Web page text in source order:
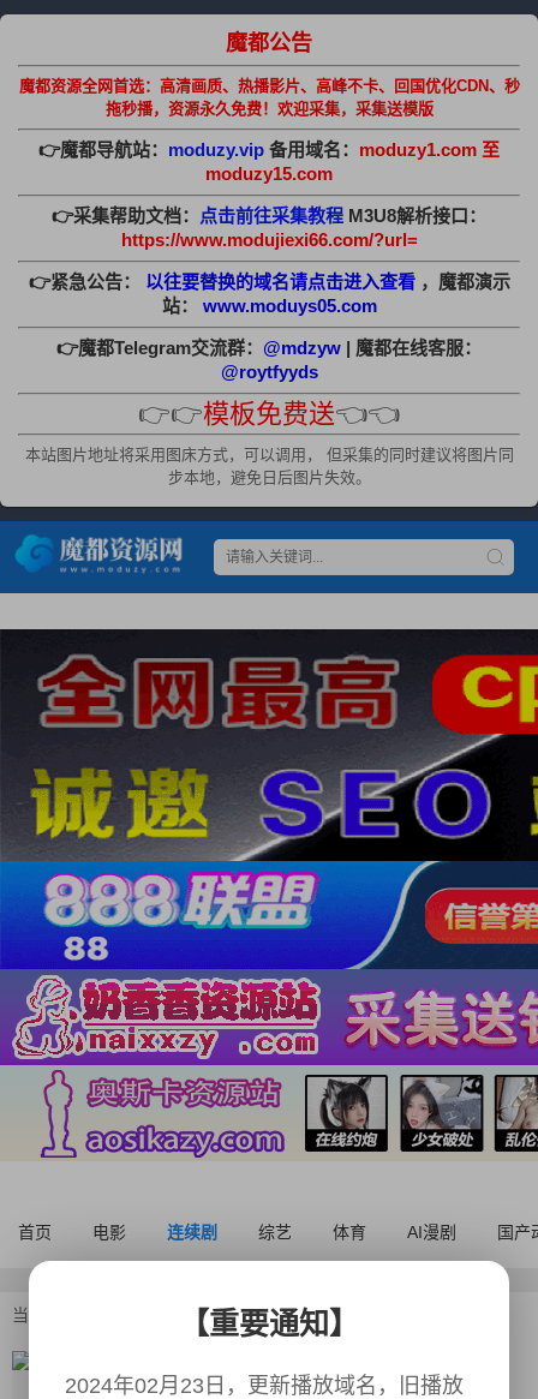
魔都公告
魔都资源全网首选：高清画质、热播影片、高峰不卡、回国优化CDN、秒
拖秒播，资源永久免费！欢迎采集，采集送模版
👉魔都导航站： moduzy.vip 备用域名： moduzy1.com 至
moduzy15.com
👉采集帮助文档： 点击前往采集教程 M3U8解析接口：
https://www.modujiexi66.com/?url=
👉紧急公告： 以往要替换的域名请点击进入查看 ，魔都演示
站：
www.moduys05.com
👉魔都Telegram交流群： @mdzyw | 魔都在线客服：
@roytfyyds
👉👉模板免费送👈👈
本站图片地址将采用图床方式，可以调用， 但采集的同时建议将图片同
步本地，避免日后图片失效。
首页 电影 连续剧 综艺 体育 AI漫剧 国产
当前位置： >向流星许愿的我们
向流星许愿的我们
全12集
【重要通知】
2024年02月23日，更新播放域名，旧播放